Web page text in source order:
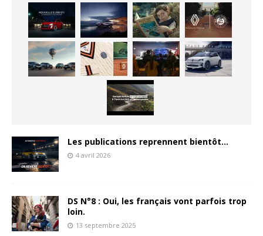
Les publications reprennent bientôt…
4 avril 2026
DS N°8 : Oui, les français vont parfois trop
loin.
13 septembre 2025